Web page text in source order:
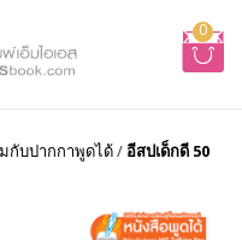
0
กับปากกาพูดได้/ อีสปเด็กดี 50